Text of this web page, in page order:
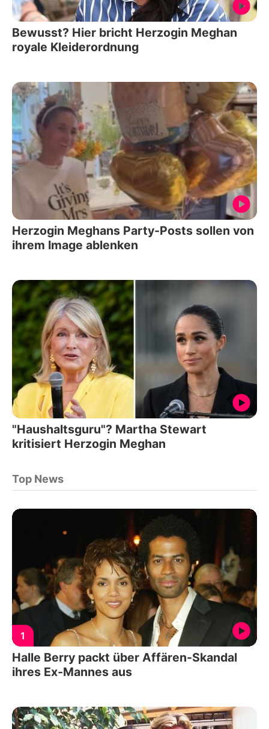
Bewusst? Hier bricht Herzogin Meghan
royale Kleiderordnung
Herzogin Meghans Party-Posts sollen von
ihrem Image ablenken
"Haushaltsguru"? Martha Stewart
kritisiert Herzogin Meghan
Top News
1
Halle Berry packt über Affären-Skandal
ihres Ex-Mannes aus